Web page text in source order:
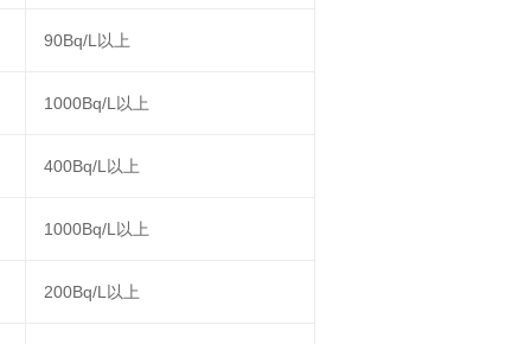
90Bq/L以上
1000Bq/L以上
400Bq/L以上
1000Bq/L以上
200Bq/L以上